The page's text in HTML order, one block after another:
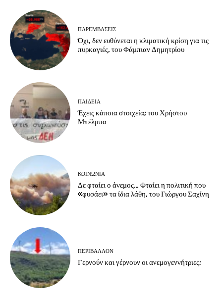
ΠΑΡΕΜΒΑΣΕΙΣ
Όχι, δεν ευθύνεται η κλιματική κρίση για τις
πυρκαγιές, του Φάμπιαν Δημητρίου
ΠΑΙΔΕΙΑ
Έχεις κάποια στοιχεία; του Χρήστου
Μπέλμπα
ΚΟΙΝΩΝΙΑ
Δε φταίει ο άνεμος… Φταίει η πολιτική που
«φυσάει» τα ίδια λάθη, του Γιώργου Σαχίνη
ΠΕΡΙΒΆΛΛΟΝ
Γερνούν και γέρνουν οι ανεμογεννήτριες;